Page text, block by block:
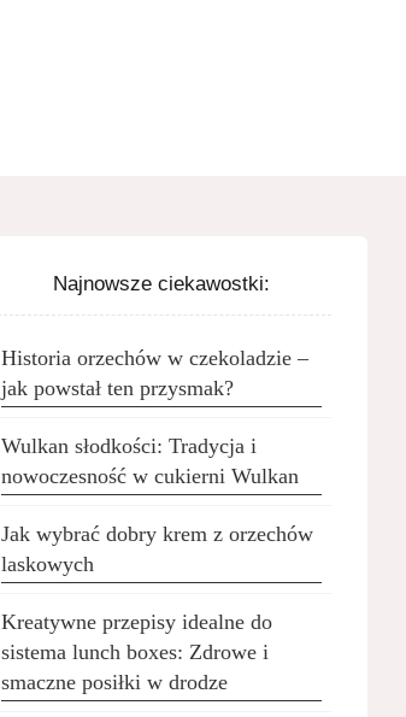
Najnowsze ciekawostki:
Historia orzechów w czekoladzie –
jak powstał ten przysmak?
Wulkan słodkości: Tradycja i
nowoczesność w cukierni Wulkan
Jak wybrać dobry krem z orzechów
laskowych
Kreatywne przepisy idealne do
sistema lunch boxes: Zdrowe i
smaczne posiłki w drodze